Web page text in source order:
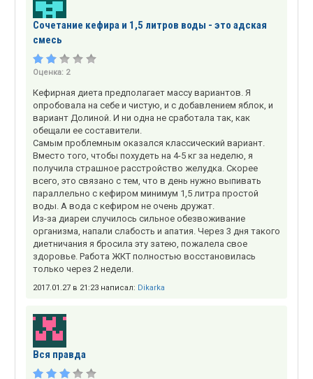
Сочетание кефира и 1,5 литров воды - это адская
смесь
Оценка: 2
Кефирная диета предполагает массу вариантов. Я
опробовала на себе и чистую, и с добавлением яблок, и
вариант Долиной. И ни одна не сработала так, как
обещали ее составители.
Самым проблемным оказался классический вариант.
Вместо того, чтобы похудеть на 4-5 кг за неделю, я
получила страшное расстройство желудка. Скорее
всего, это связано с тем, что в день нужно выпивать
параллельно с кефиром минимум 1,5 литра простой
воды. А вода с кефиром не очень дружат.
Из-за диареи случилось сильное обезвоживание
организма, напали слабость и апатия. Через 3 дня такого
диетничания я бросила эту затею, пожалела свое
здоровье. Работа ЖКТ полностью восстановилась
только через 2 недели.
2017.01.27 в 21:23 написал: Dikarka
Вся правда